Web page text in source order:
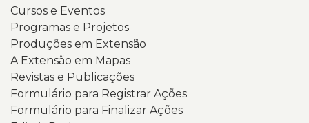
Cursos e Eventos
Programas e Projetos
Produções em Extensão
A Extensão em Mapas
Revistas e Publicações
Formulário para Registrar Ações
Formulário para Finalizar Ações